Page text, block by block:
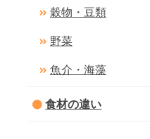
穀物・豆類
野菜
魚介・海藻
食材の違い